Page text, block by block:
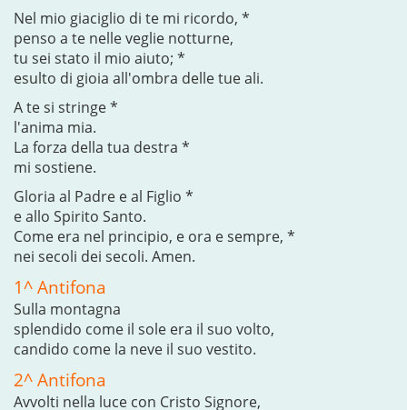
Nel mio giaciglio di te mi ricordo, *
penso a te nelle veglie notturne,
tu sei stato il mio aiuto; *
esulto di gioia all'ombra delle tue ali.
A te si stringe *
l'anima mia.
La forza della tua destra *
mi sostiene.
Gloria al Padre e al Figlio *
e allo Spirito Santo.
Come era nel principio, e ora e sempre, *
nei secoli dei secoli. Amen.
1^ Antifona
Sulla montagna
splendido come il sole era il suo volto,
candido come la neve il suo vestito.
2^ Antifona
Avvolti nella luce con Cristo Signore,